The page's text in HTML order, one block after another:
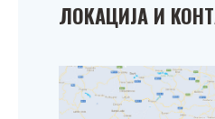
ЛOKAЦИЈA И